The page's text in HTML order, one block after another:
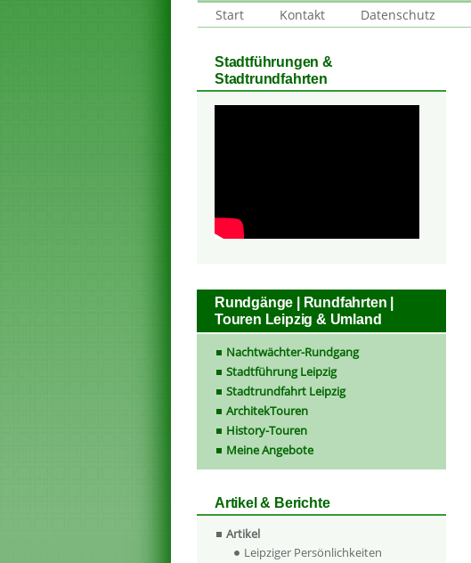
Start
Kontakt Datenschutz
Stadtführungen &
Stadtrundfahrten
Rundgänge | Rundfahrten |
Touren Leipzig & Umland
Nachtwächter-Rundgang
Stadtführung Leipzig
Stadtrundfahrt Leipzig
ArchitekTouren
History-Touren
Meine Angebote
Artikel & Berichte
Artikel
Leipziger Persönlichkeiten